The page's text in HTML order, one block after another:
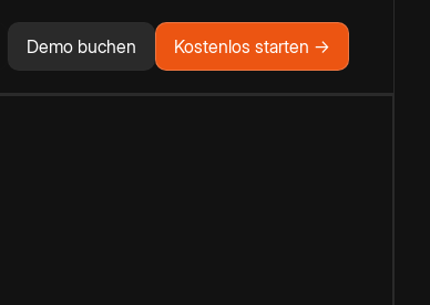
Demo buchen Kostenlos starten →